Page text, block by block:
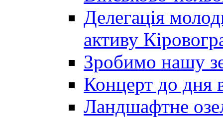
Делегація
активу
Зробимо нашу
Концерт до дня
Ландшафтне